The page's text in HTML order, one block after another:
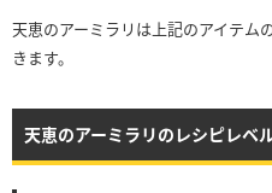
天恵のアーミラリは上記のアイテム
きます。
天恵のアーミラリのレシピレベ